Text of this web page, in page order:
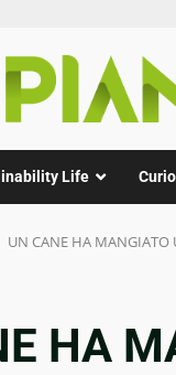
Life
UN CANE HA MANGIATO
HA